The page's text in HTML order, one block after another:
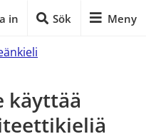
in Sök Meny
käyttää